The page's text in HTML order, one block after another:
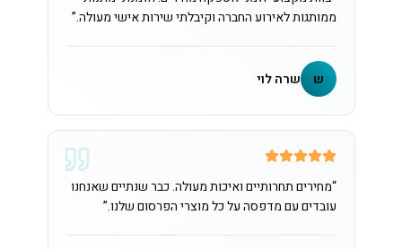
ממותגות לאירוע החברה וקיבלתי שירות אישי מעולה.”
ש שרה לוי
“מחירים תחרותיים ואיכות מעולה. כבר שנתיים שאנחנו
עובדים עם מדפסה על כל מוצרי הפרסום שלנו.”